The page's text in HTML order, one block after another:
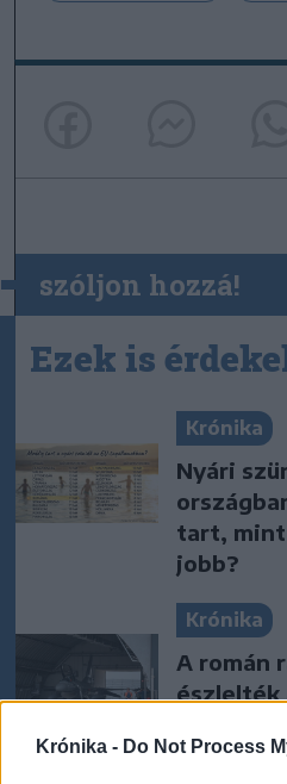
Krónika - Do Not Process
szóljon hozzá!
Ezek is
Krónika
Nyári
tart, mint
jobb?
Krónika
A román
észlelték